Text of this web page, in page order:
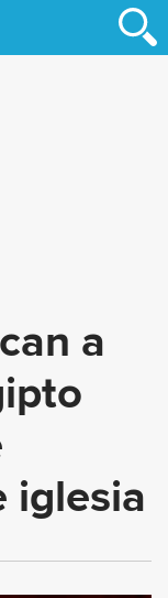
a
iglesia